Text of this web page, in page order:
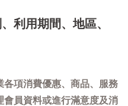
利用期間、地區、
項消費優惠、商品、服務
員資料或進行滿意度及消